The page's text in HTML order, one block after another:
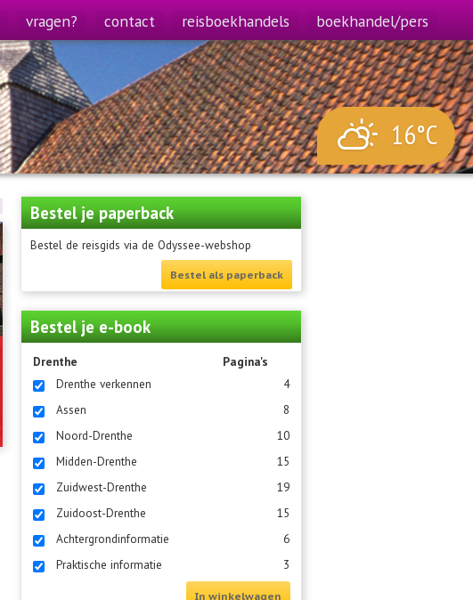
vragen? contact reisboekhandels boekhandel/pers
16°C
Bestel je paperback
Bestel de reisgids via de Odyssee-webshop
Bestel als paperback
Bestel je e-book
Drenthe
Pagina's
Drenthe verkennen
4
Assen
8
Noord-Drenthe
10
Midden-Drenthe
15
Zuidwest-Drenthe
19
Zuidoost-Drenthe
15
Achtergrondinformatie
6
Praktische informatie
3
In winkelwagen